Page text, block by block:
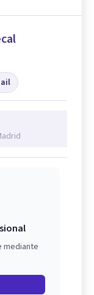
mediante